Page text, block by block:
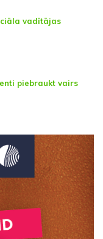
vadītājas
piebraukt vairs